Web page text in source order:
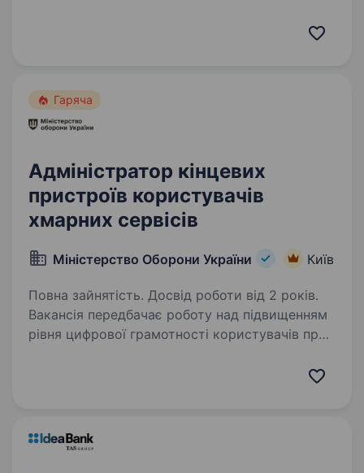
на посаду Marketing Support Manager (Junior).
Гаряча
Адміністратор кінцевих
пристроїв користувачів
хмарних сервісів
Міністерство Оборони України Київ
Повна зайнятість. Досвід роботи від 2 років.
Вакансія передбачає роботу над підвищенням
рівня цифрової грамотності користувачів про
взаємодіїна базі Microsoft 365. Роль включає